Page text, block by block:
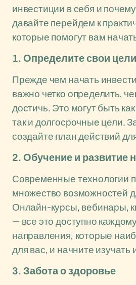
инвестиции в себя и
давайте перейдем к
которые помогут вам
1. Определите свои цели
Прежде чем начать
важно четко определить,
достичь. Это могут быть
так и долгосрочные цели.
создайте план действий
2. Обучение и развитие
Современные технологии
множество возможностей
Онлайн-курсы, вебинары,
— все это доступно
направления, которые
для вас, и начните изучать
3. Забота о здоровье